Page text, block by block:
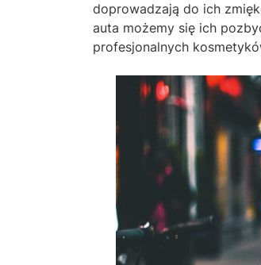
doprowadzają do ich
auta możemy się ich
profesjonalnych